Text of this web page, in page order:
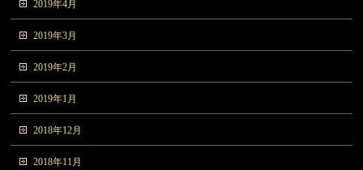
2019年4月
2019年3月
2019年2月
2019年1月
2018年12月
2018年11月